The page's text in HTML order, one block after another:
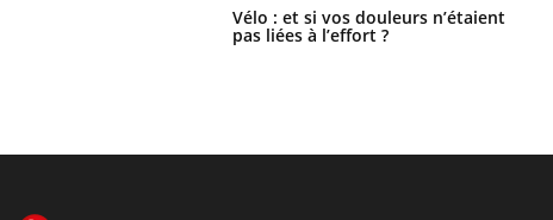
Vélo : et si vos douleurs n’étaient
pas liées à l’effort ?